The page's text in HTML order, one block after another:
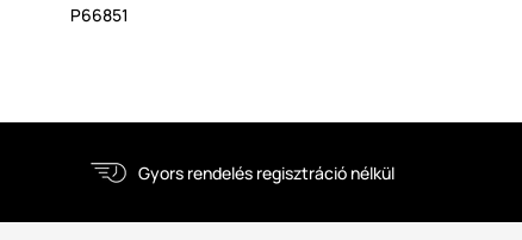
P66851
Gyors rendelés regisztráció nélkül